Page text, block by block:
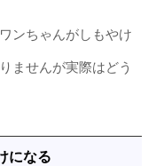
ンちゃんがしもやけ
ませんが実際はどう
になる